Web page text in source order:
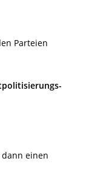
Parteien
einen